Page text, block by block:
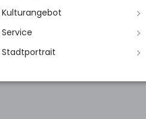
Kulturangebot
Service
Stadtportrait